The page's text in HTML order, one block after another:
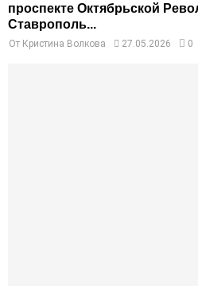
проспекте Октябрьской
Ставрополь...
От Кристина Волкова 27.05.2026 0